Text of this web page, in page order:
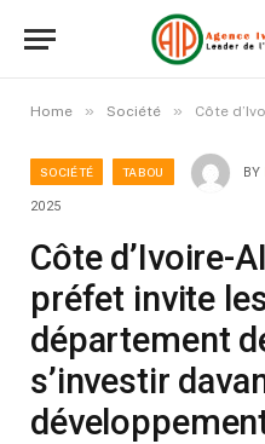
Home » Société » Côte d’Ivoire-AIP / AN 65 :
SOCIÉTÉ TABOU BY
2025
Côte d’Ivoire-
préfet invite
département
s’investir